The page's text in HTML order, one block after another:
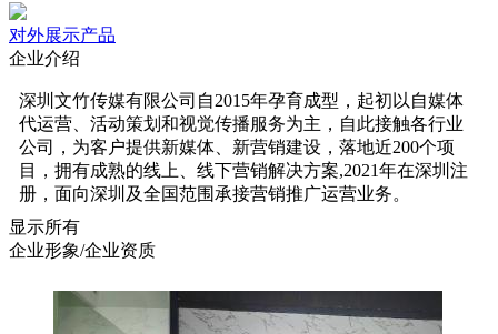
对外展示产品
企业介绍
深圳文竹传媒有限公司自2015年孕育成型，起初以自媒体
代运营、活动策划和视觉传播服务为主，自此接触各行业
公司，为客户提供新媒体、新营销建设，落地近200个项
目，拥有成熟的线上、线下营销解决方案,2021年在深圳注
册，面向深圳及全国范围承接营销推广运营业务。
显示所有
企业形象/企业资质